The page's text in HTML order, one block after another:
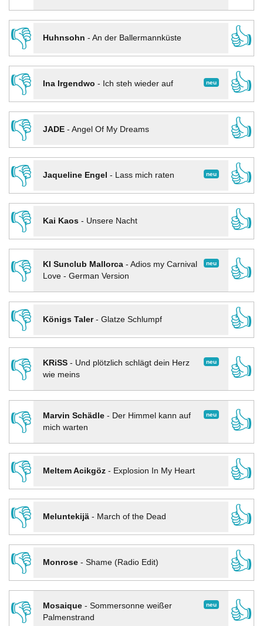
👎
Huhnsohn - An der Ballermannküste
👍
👎
neu
Ina Irgendwo - Ich steh wieder auf
👍
👎
JADE- Angel Of My Dreams
👍
👎
neu
Jaqueline Engel - Lass mich raten
👍
👎
Kai Kaos- Unsere Nacht
👍
👎
neu
KI Sunclub Mallorca- Adios my Carnival
Love - German Version
👍
👎
Königs Taler- Glatze Schlumpf
👍
👎
neu
KRiSS- Und plötzlich schlägt dein Herz
wie meins
👍
👎 neu
Marvin Schädle- Der Himmel kann auf
mich warten
👍
👎
Meltem Acikgöz- Explosion In My Heart
👍
👎
Meluntekijä- March of the Dead
👍
👎
Monrose- Shame (Radio Edit)
👍
👎
neu
Mosaique- Sommersonne weißer
Palmenstrand
👍